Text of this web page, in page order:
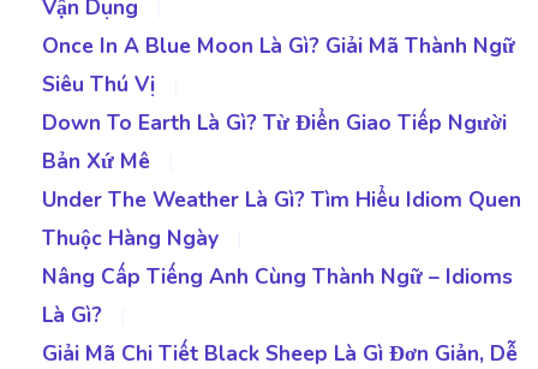
Vận Dụng
Once In A Blue Moon Là Gì? Giải Mã Thành Ngữ
Siêu Thú Vị
Down To Earth Là Gì? Từ Điển Giao Tiếp Người
Bản Xứ Mê
Under The Weather Là Gì? Tìm Hiểu Idiom Quen
Thuộc Hàng Ngày
Nâng Cấp Tiếng Anh Cùng Thành Ngữ – Idioms
Là Gì?
Giải Mã Chi Tiết Black Sheep Là Gì Đơn Giản, Dễ